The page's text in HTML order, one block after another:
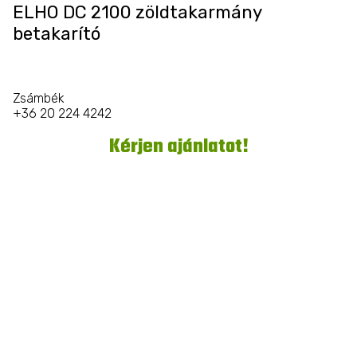
ELHO DC 2100 zöldtakarmány
betakarító
Zsámbék
+36 20 224 4242
Kérjen ajánlatot!